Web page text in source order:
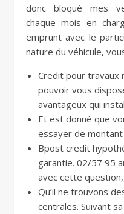
donc bloqué mes
chaque mois en
emprunt avec le
nature du véhicule,
Credit pour travaux
pouvoir vous
avantageux qui
Et est donné que
essayer de montant
Bpost credit
garantie. 02/57 95
avec cette
Qu’il ne trouvons
centrales. Suivant